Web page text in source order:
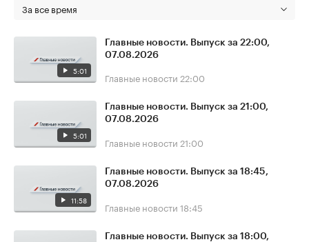
За все время
5:01
Главные новости. Выпуск за 22:00,
07.08.2026
Главные новости 22:00
5:01
Главные новости. Выпуск за 21:00,
07.08.2026
Главные новости 21:00
11:58
Главные новости. Выпуск за 18:45,
07.08.2026
Главные новости 18:45
Главные новости. Выпуск за 18:00,